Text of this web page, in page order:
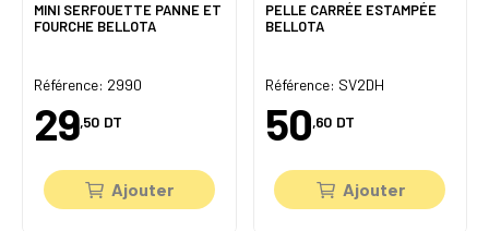
MINI SERFOUETTE PANNE ET
FOURCHE BELLOTA
Référence: 2990
29,50 DT
Ajouter
PELLE CARRÉE ESTAMPÉE
BELLOTA
Référence: SV2DH
50,60 DT
Ajouter